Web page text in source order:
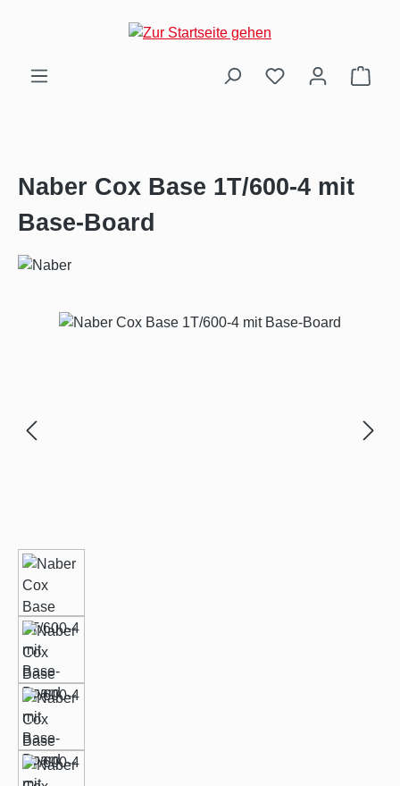
Zum Hauptinhalt springen
Naber Cox Base 1T/600-4 mit
Base-Board
Bildergalerie überspringen